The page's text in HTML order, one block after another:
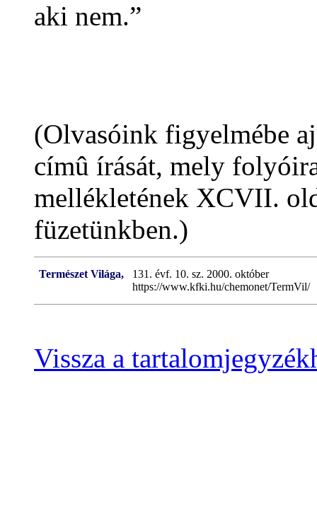
aki nem.”
(Olvasóink figyelmébe
címû írását, mely
mellékletének XCVII.
füzetünkben.)
Természet Világa,
131. évf. 10. sz. 2000. október
https://www.kfki.hu/chemonet/TermVil/
Vissza a